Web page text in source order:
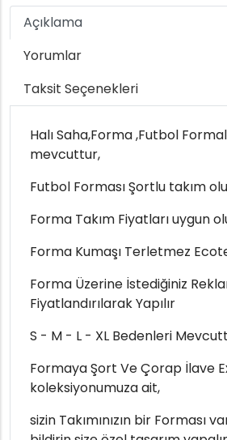
Açıklama
Yorumlar
Taksit Seçenekleri
Halı Saha,Forma ,Futbol
mevcuttur,
Futbol Forması Şortlu takım
Forma Takım Fiyatları uygun
Forma Kumaşı Terletmez
Forma Üzerine İstediğiniz
Fiyatlandırılarak Yapılır
S - M - L - XL Bedenleri
Formaya Şort Ve Çorap İlave
koleksiyonumuza ait,
sizin Takımınızın bir Forması